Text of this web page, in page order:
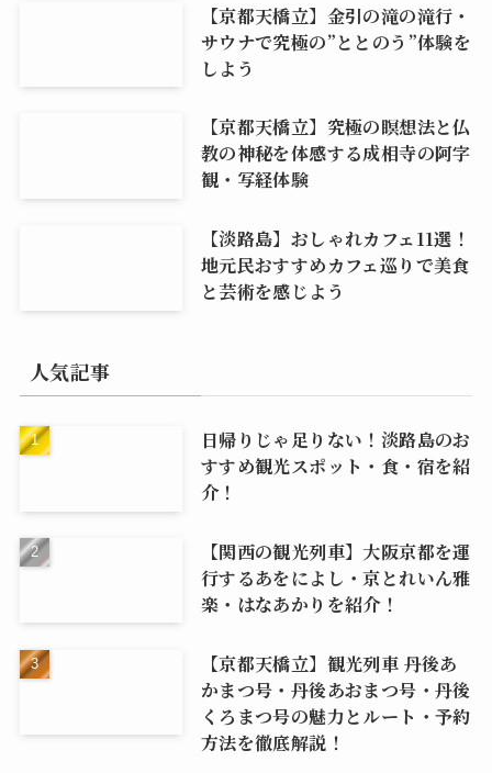
【京都天橋立】金引の滝の滝行・
サウナで究極の”ととのう”体験を
しよう
【京都天橋立】究極の瞑想法と仏
教の神秘を体感する成相寺の阿字
観・写経体験
【淡路島】おしゃれカフェ11選！
地元民おすすめカフェ巡りで美食
と芸術を感じよう
人気記事
日帰りじゃ足りない！淡路島のお
すすめ観光スポット・食・宿を紹
介！
【関西の観光列車】大阪京都を運
行するあをによし・京とれいん雅
楽・はなあかりを紹介！
【京都天橋立】観光列車 丹後あ
かまつ号・丹後あおまつ号・丹後
くろまつ号の魅力とルート・予約
方法を徹底解説！